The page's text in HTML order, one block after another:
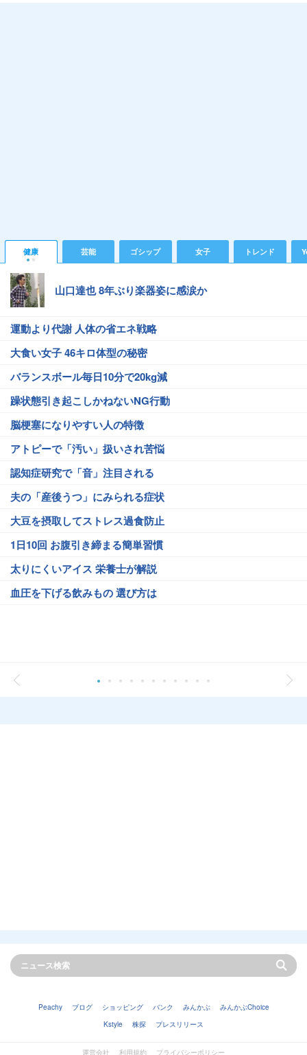
健康 芸能 ゴシップ 女子 トレンド
山口達也 8年ぶり楽器姿に感涙か
運動より代謝 人体の省エネ戦略
大食い女子 46キロ体型の秘密
バランスボール毎日10分で20kg減
躁状態引き起こしかねないNG行動
脳梗塞になりやすい人の特徴
アトピーで「汚い」扱いされ苦悩
認知症研究で「音」注目される
夫の「産後うつ」にみられる症状
大豆を摂取してストレス過食防止
1日10回 お腹引き締まる簡単習慣
太りにくいアイス 栄養士が解説
血圧を下げる飲みもの 選び方は
Peachy ブログ ショッピング バンク みんかぶ
みんかぶChoice
Kstyle
株探 プレスリリース
運営会社 利用規約 プライバシーポリシー